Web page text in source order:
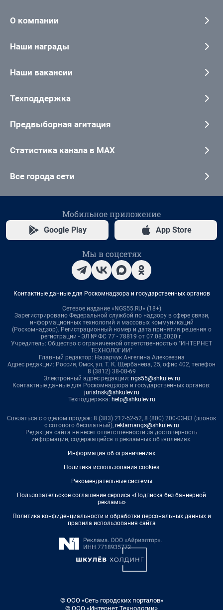
О компании
Наши награды
Наши вакансии
Техподдержка
Предвыборная агитация
Статистика канала в MAX
Все города сети
Мобильное приложение
Google Play App Store
Мы в соцсетях
Контактные данные для Роскомнадзора и государственных органов
Сетевое издание «NGS55.RU» (18+)
Зарегистрировано Федеральной службой по надзору в сфере связи,
информационных технологий и массовых коммуникаций
(Роскомнадзор). Регистрационный номер и дата принятия решения о
регистрации - ЭЛ № ФС 77 - 78819 от 07.08.2020 г.
Учредитель: Общество с ограниченной ответственностью "ИНТЕРНЕТ
ТЕХНОЛОГИИ"
Главный редактор: Назарчук Ангелина Алексеевна
Адрес редакции: Россия, Омск, ул. Т. К. Щербанева, 25, офис 402, телефон
8 (3812) 38-08-69
Электронный адрес редакции: ngs55@shkulev.ru
Контактные данные для Роскомнадзора и государственных органов:
juristnsk@shkulev.ru
Техподдержка: help@shkulev.ru
Связаться с отделом продаж: 8 (383) 212-52-52, 8 (800) 200-03-83 (звонок
с сотового бесплатный), reklamangs@shkulev.ru
Редакция сайта не несет ответственности за достоверность
информации, содержащейся в рекламных объявлениях.
Информация об ограничениях
Политика использования cookies
Рекомендательные системы
Пользовательское соглашение сервиса «Подписка без баннерной
рекламы»
Политика конфиденциальности и обработки персональных данных и
правила использования сайта
© ООО «Сеть городских порталов»
© ООО «Интернет Технологии»